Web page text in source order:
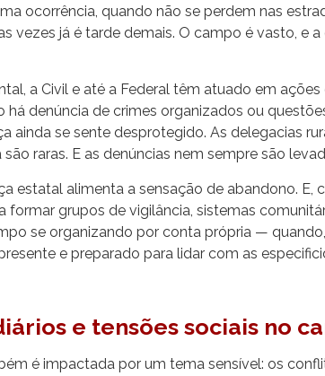
ocorrência, quando não se perdem nas
vezes já é tarde demais. O campo é vasto, e
a Civil e até a Federal têm atuado em ações
há denúncia de crimes organizados ou
ainda se sente desprotegido. As delegacias
raras. E as denúncias nem sempre são
estatal alimenta a sensação de abandono. E,
formar grupos de vigilância, sistemas
se organizando por conta própria —
e preparado para lidar com as
e tensões sociais no
é impactada por um tema sensível: os